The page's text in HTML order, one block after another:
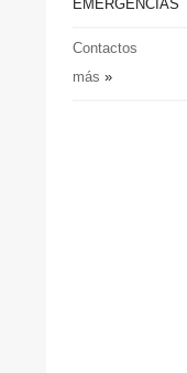
EMERGENCIAS
Contactos
más »